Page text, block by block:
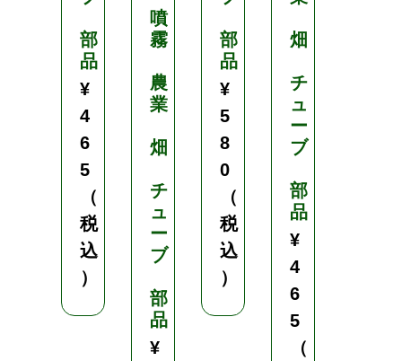
部
品
¥
4
6
5
（
税
込
）
噴
霧
農
業
畑
チ
ュ
ー
ブ
部
品
¥
部
品
¥
5
8
0
（
税
込
）
畑
チ
ュ
ー
ブ
部
品
¥
4
6
5
（